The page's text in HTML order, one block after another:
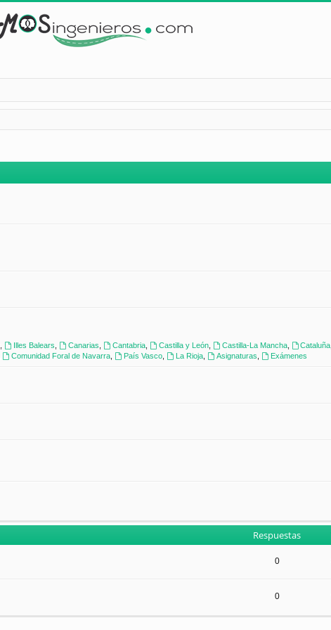
Illes Balears Canarias Cantabria, Castilla y León, Castilla-La Mancha, Cataluña
Comunidad Foral de Navarra País Vasco La Rioja, Asignaturas Exámenes
Respuestas
0
0